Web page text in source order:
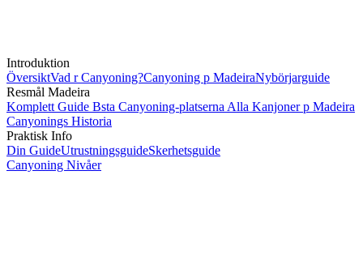
Introduktion
ÖversiktVad r Canyoning?Canyoning p MadeiraNybörjarguide
Resmål Madeira
Komplett Guide Bsta Canyoning-platserna Alla Kanjoner p Madeira
Canyonings Historia
Praktisk Info
Din GuideUtrustningsguideSkerhetsguide
Canyoning Nivåer